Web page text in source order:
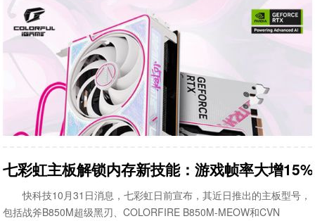
七彩虹主板解锁内存新技能：游戏帧率大增
快科技10月31日消息，七彩虹日前宣布，其近日推出的主板型号，
包括战斧B850M超级黑刃、COLORFIRE B850M-MEOW和CVN